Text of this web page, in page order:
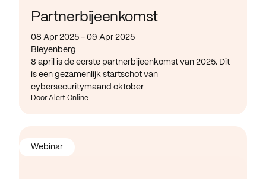
Partnerbijeenkomst
08 Apr 2025 - 09 Apr 2025
Bleyenberg
8 april is de eerste partnerbijeenkomst van 2025. Dit
is een gezamenlijk startschot van
cybersecuritymaand oktober
Door Alert Online
Webinar